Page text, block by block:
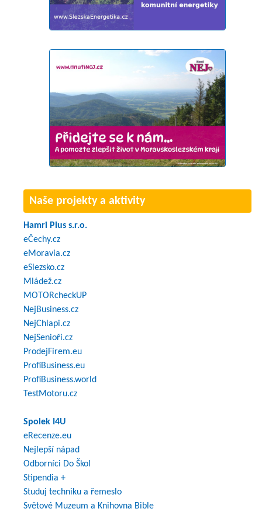
Naše projekty a aktivity
Hamri Plus s.r.o.
eČechy.cz
eMoravia.cz
eSlezsko.cz
Mládež.cz
MOTORcheckUP
NejBusiness.cz
NejChlapi.cz
NejSenioři.cz
ProdejFirem.eu
ProfiBusiness.eu
ProfiBusiness.world
TestMotoru.cz
Spolek I4U
eRecenze.eu
Nejlepší nápad
Odborníci Do Škol
Stipendia +
Studuj techniku a řemeslo
Světové Muzeum a Knihovna Bible